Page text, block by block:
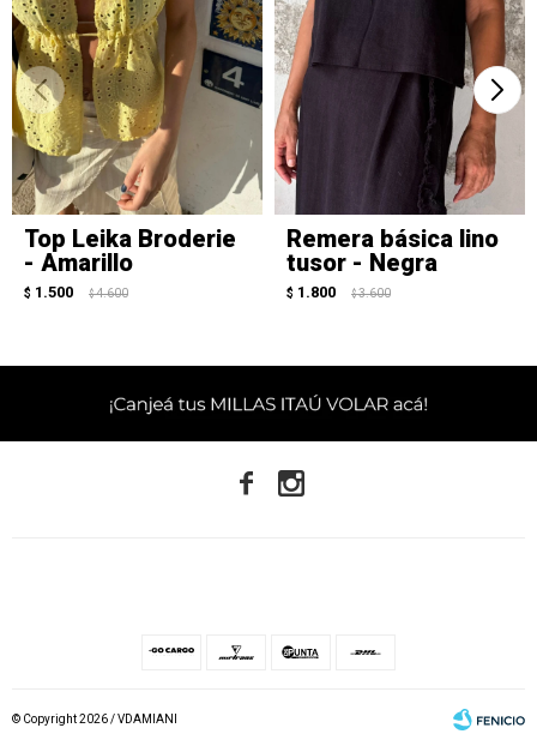
Top Leika Broderie
- Amarillo
$ 1.500 $ 4.600
Remera básica lino
tusor - Negra
$ 1.800 $ 3.600
 
© Copyright 2026 / VDAMIANI